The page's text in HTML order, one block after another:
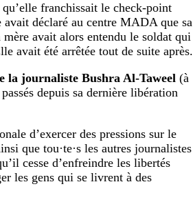
franchissait le check-point
avait déclaré au centre MADA que sa
avait alors entendu le soldat qui
avait été arrêtée tout de suite après.
la journaliste Bushra Al-Taweel (à
depuis sa dernière libération
d’exercer des pressions sur le
que tou·te·s les autres journalistes
cesse d’enfreindre les libertés
les gens qui se livrent à des